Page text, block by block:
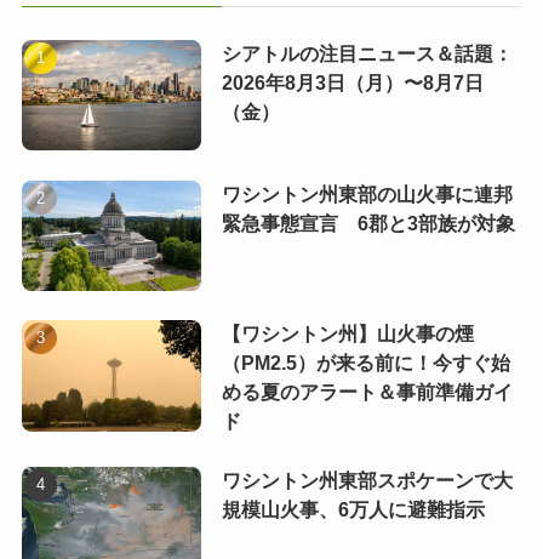
シアトルの注目ニュース＆話題：
2026年8月3日（月）〜8月7日
（金）
ワシントン州東部の山火事に連邦
緊急事態宣言 6郡と3部族が対象
【ワシントン州】山火事の煙
（PM2.5）が来る前に！今すぐ始
める夏のアラート＆事前準備ガイ
ド
ワシントン州東部スポケーンで大
規模山火事、6万人に避難指示